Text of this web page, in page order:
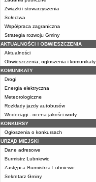
Związki i stowarzyszenia
Sołectwa
Współpraca zagraniczna
Strategia rozwoju Gminy
AKTUALNOŚCI I OBWIESZCZENIA
Aktualności
Obwieszczenia, ogłoszenia i komunikaty
KOMUNIKATY
Drogi
Energia elektryczna
Meteorologiczne
Rozkłady jazdy autobusów
Wodociągi - ocena jakości wody
KONKURSY
Ogłoszenia o konkursach
URZĄD MIEJSKI
Dane adresowe
Burmistrz Lubniewic
Zastępca Burmistrza Lubniewic
Sekretarz Gminy